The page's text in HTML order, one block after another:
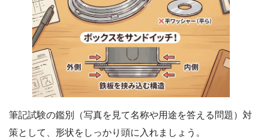
筆記試験の鑑別（写真を見て名称や用途を答える問題）対
策として、形状をしっかり頭に入れましょう。